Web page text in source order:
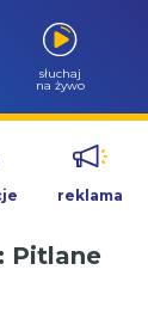
słuchaj
na żywo
reklama
Pitlane